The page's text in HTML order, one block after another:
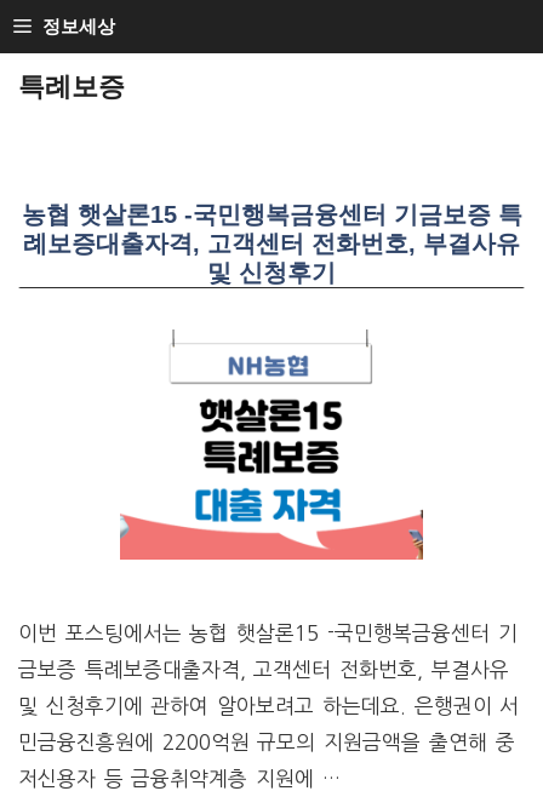
SKIP
TO
CONTENT
정보세상
특례보증
농협 햇살론15 -국민행복금융센터 기금보증 특
례보증대출자격, 고객센터 전화번호, 부결사유
및 신청후기
이번 포스팅에서는 농협 햇살론15 -국민행복금융센터 기
금보증 특례보증대출자격, 고객센터 전화번호, 부결사유
및 신청후기에 관하여 알아보려고 하는데요. 은행권이 서
민금융진흥원에 2200억원 규모의 지원금액을 출연해 중
저신용자 등 금융취약계층 지원에 …